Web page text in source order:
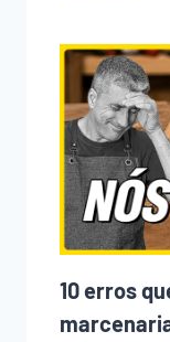
NA
O
QUE
NOS
10 erros